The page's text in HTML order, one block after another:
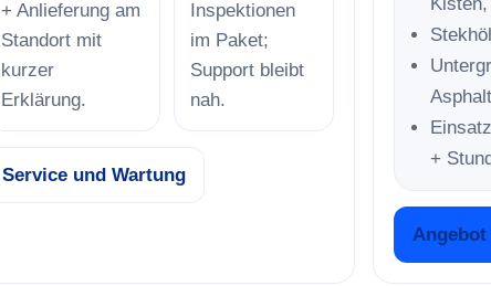
+ Anlieferung am
Standort mit
kurzer
Erklärung.
Inspektionen
im Paket;
Support bleibt
nah.
Service und Wartung
+